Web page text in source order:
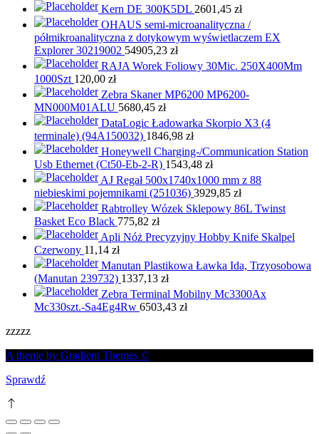
Kern DE 300K5DL 2601,45 zł
OHAUS semi-microanalityczna /
półmikroanalityczna z dotykowym wyświetlaczem EX
Explorer 30219002 54905,23 zł
RAJA Worek Foliowy 30Mic. 250X400Mm
1000Szt 120,00 zł
Zebra Skaner MP6200 MP6200-
MN000M01ALU 5680,45 zł
DataLogic Ładowarka Skorpio X3 (4
terminale) (94A150032) 1846,98 zł
Honeywell Charging-/Communication Station
Usb Ethernet (Ct50-Eb-2-R) 1543,48 zł
AJ Regał 500x1740x1000 mm z 88
niebieskimi pojemnikami (251036) 3929,85 zł
Rabtrolley Wózek Sklepowy 86L Twinst
Basket Eco Black 775,82 zł
Apli Nóż Precyzyjny Hobby Knife Skalpel
Czerwony 11,14 zł
Manutan Plastikowa Ławka Ida, Trzyosobowa
(Manutan 239732) 1337,13 zł
Zebra Terminal Mobilny Mc3300Ax
Mc330szt.-Sa4Eg4Rw 6503,43 zł
zzzzz
A theme by Gradient Themes ©
Sprawdź